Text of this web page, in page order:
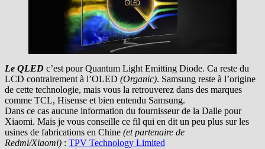
Le QLED c’est pour Quantum Light Emitting Diode. Ca reste du
LCD contrairement à l’OLED (Organic). Samsung reste à l’origine
de cette technologie, mais vous la retrouverez dans des marques
comme TCL, Hisense et bien entendu Samsung.
Dans ce cas aucune information du fournisseur de la Dalle pour
Xiaomi. Mais je vous conseille ce fil qui en dit un peu plus sur les
usines de fabrications en Chine (et partenaire de
Redmi/Xiaomi) : TPV Technology Limited